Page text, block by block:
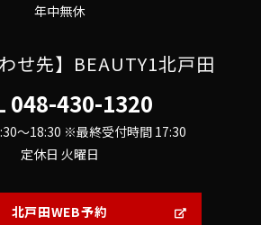
年中無休
せ先】BEAUTY1北戸田
048-430-1320
～18:30 ※最終受付時間 17:30
定休日 火曜日
北戸田WEB予約